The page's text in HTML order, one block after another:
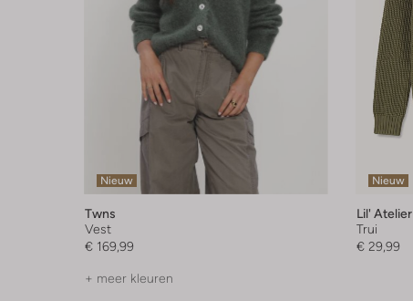
Nieuw
Twns
Vest
€ 169,99
+ meer kleuren
Nieuw
Lil' Atelier
Trui
€ 29,99